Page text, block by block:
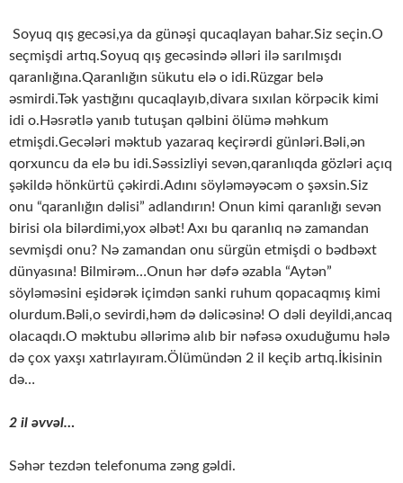
Soyuq qış gecəsi,ya da günəşi qucaqlayan bahar.Siz seçin.O
seçmişdi artıq.Soyuq qış gecəsində əlləri ilə sarılmışdı
qaranlığına.Qaranlığın sükutu elə o idi.Rüzgar belə
əsmirdi.Tək yastığını qucaqlayıb,divara sıxılan körpəcik kimi
idi o.Həsrətlə yanıb tutuşan qəlbini ölümə məhkum
etmişdi.Gecələri məktub yazaraq keçirərdi günləri.Bəli,ən
qorxuncu da elə bu idi.Səssizliyi sevən,qaranlıqda gözləri açıq
şəkildə hönkürtü çəkirdi.Adını söyləməyəcəm o şəxsin.Siz
onu “qaranlığın dəlisi” adlandırın! Onun kimi qaranlığı sevən
birisi ola bilərdimi,yox əlbət! Axı bu qaranlıq nə zamandan
sevmişdi onu? Nə zamandan onu sürgün etmişdi o bədbəxt
dünyasına! Bilmirəm…Onun hər dəfə əzabla “Aytən”
söyləməsini eşidərək içimdən sanki ruhum qopacaqmış kimi
olurdum.Bəli,o sevirdi,həm də dəlicəsinə! O dəli deyildi,ancaq
olacaqdı.O məktubu əllərimə alıb bir nəfəsə oxuduğumu hələ
də çox yaxşı xatırlayıram.Ölümündən 2 il keçib artıq.İkisinin
də…
2 il əvvəl…
Səhər tezdən telefonuma zəng gəldi.